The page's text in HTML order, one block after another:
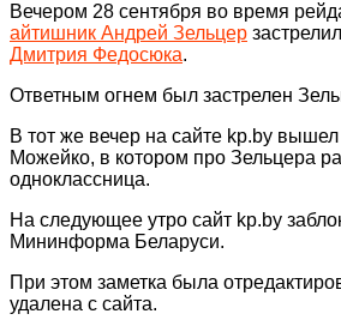
Вечером 28 сентября во время
айтишник Андрей Зельцер застрелил
Дмитрия Федосюка.
Ответным огнем был застрелен
В тот же вечер на сайте kp.by
Можейко, в котором про Зельцера
одноклассница.
На следующее утро сайт kp.by
Мининформа Беларуси.
При этом заметка была
удалена с сайта.